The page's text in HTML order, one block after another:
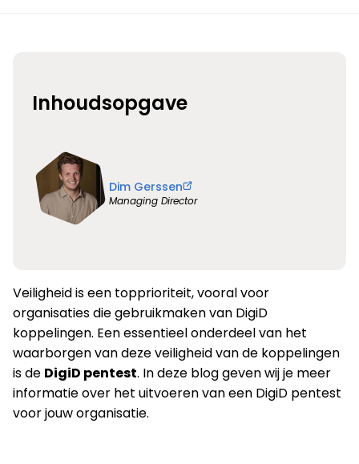
Veiligheid is een topprioriteit, vooral voor
organisaties die gebruikmaken van DigiD
koppelingen. Een essentieel onderdeel van het
waarborgen van deze veiligheid van de koppelingen
is de DigiD pentest. In deze blog geven wij je meer
informatie over het uitvoeren van een DigiD pentest
voor jouw organisatie.
Inhoudsopgave
Dim Gerssen
Managing Director